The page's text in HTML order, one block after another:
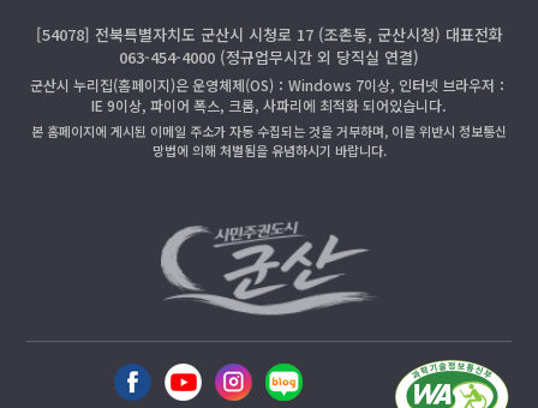
[54078] 전북특별자치도 군산시 시청로 17 (조촌동, 군산시청) 대표전화
063-454-4000 (정규업무시간 외 당직실 연결)
군산시 누리집(홈페이지)은 운영체제(OS)：Windows 7이상, 인터넷 브라우저：
IE 9이상, 파이어 폭스, 크롬, 사파리에 최적화 되어있습니다.
본 홈페이지에 게시된 이메일 주소가 자동 수집되는 것을 거부하며, 이를 위반시 정보통신
망법에 의해 처벌됨을 유념하시기 바랍니다.